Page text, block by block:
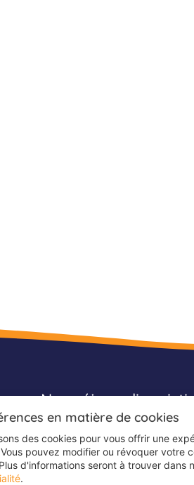
Nos séjours
Séjours linguistiques anglais
en matière de cookies
des cookies pour vous offrir une
pouvez modifier ou révoquer votre
d'informations seront à trouver dans
.